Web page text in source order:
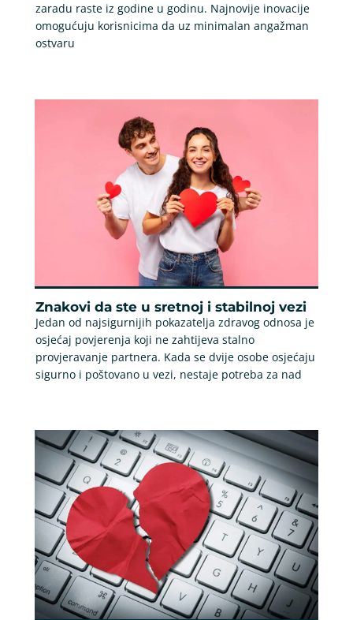
zaradu raste iz godine u godinu. Najnovije inovacije
omogućuju korisnicima da uz minimalan angažman
ostvaru
Znakovi da ste u sretnoj i stabilnoj vezi
Jedan od najsigurnijih pokazatelja zdravog odnosa je
osjećaj povjerenja koji ne zahtijeva stalno
provjeravanje partnera. Kada se dvije osobe osjećaju
sigurno i poštovano u vezi, nestaje potreba za nad